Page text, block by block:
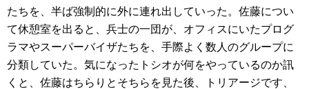
たちを、半ば強制的に外に連れ出していった。佐藤につい
て休憩室を出ると、兵士の一団が、オフィスにいたプログ
ラマやスーパーバイザたちを、手際よく数人のグループに
分類していた。気になったトシオが何をやっているのか訊
くと、佐藤はちらりとそちらを見た後、トリアージです、